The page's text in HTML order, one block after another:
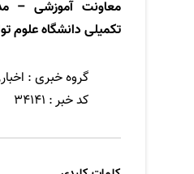
معاونت آموزشی –
تکمیلی دانشگاه علوم
گروه خبری :
کد خبر :34141